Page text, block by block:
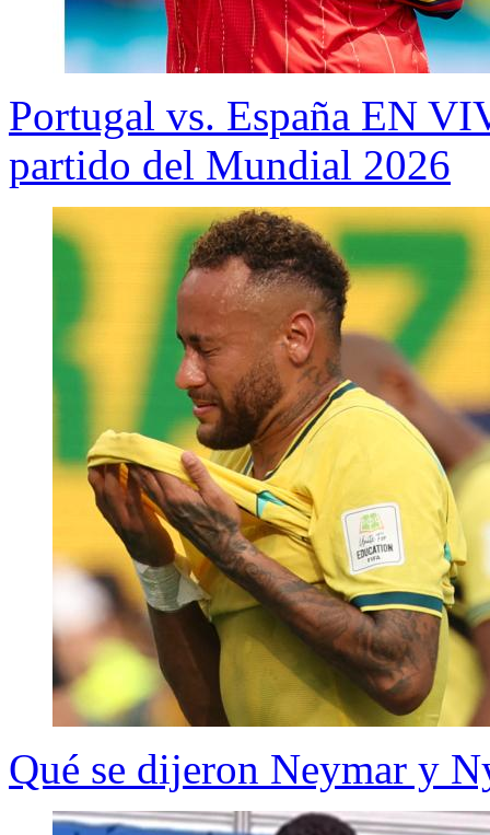
Portugal vs. España EN
partido del Mundial 2026
Qué se dijeron Neymar y